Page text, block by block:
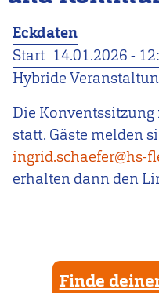
Eckdaten
Start 14.01.2026 -
Hybride
Die
statt. Gäste melden
ingrid.schaefer@hs-
erhalten dann den
Finde